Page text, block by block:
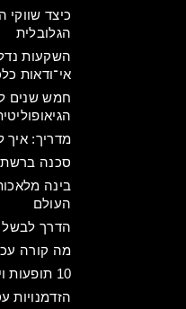
כיצד
הגלובלית
השקעות
אי־ודאות
חמש שנים
מדריך: איך לחסוך
סכנה ברשת:
בינה
העולם
הדרך
מה קורה
10 תופעות ויראליות שלא תאמינו שקרו
הזדמנויות